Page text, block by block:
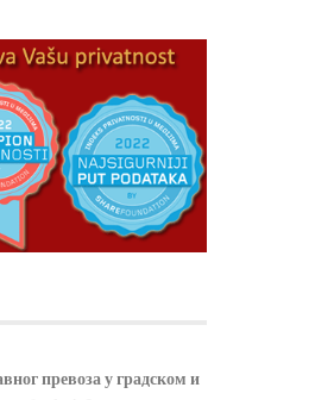
превоза у градском и